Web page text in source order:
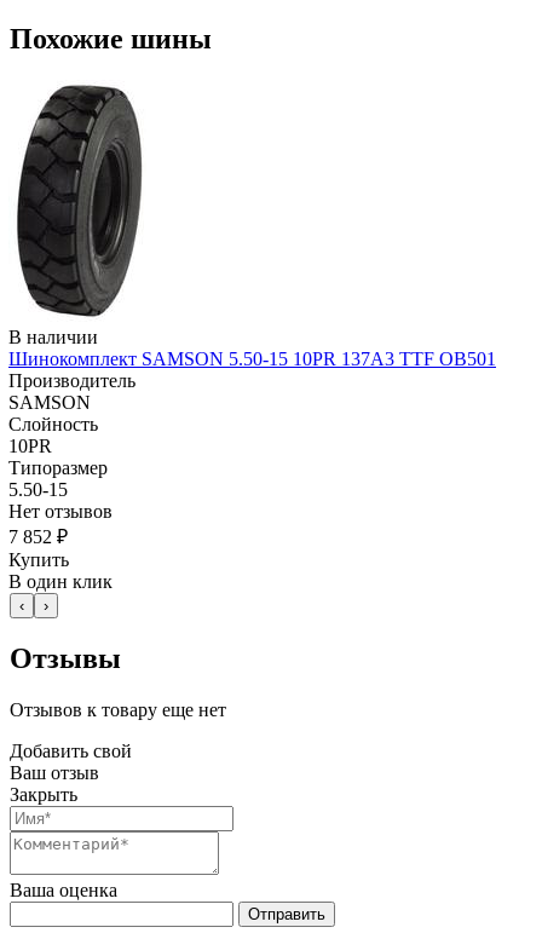
Похожие шины
В наличии
Шинокомплект SAMSON 5.50-15 10PR 137A3 TTF OB501
Производитель
SAMSON
Слойность
10PR
Типоразмер
5.50-15
Нет отзывов
7 852 ₽
Купить
В один клик
‹ ›
Отзывы
Отзывов к товару еще нет
Добавить свой
Ваш отзыв
Закрыть
Ваша оценка
Отправить